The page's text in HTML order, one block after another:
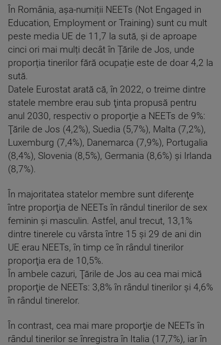
În România, așa-numiții NEETs (Not Engaged in
Education, Employment or Training) sunt cu mult
peste media UE de 11,7 la sută, și de aproape
cinci ori mai mulți decât în Țările de Jos, unde
proporția tinerilor fără ocupație este de doar 4,2 la
sută.
Datele Eurostat arată că, în 2022, o treime dintre
statele membre erau sub ţinta propusă pentru
anul 2030, respectiv o proporţie a NEETs de 9%:
Ţările de Jos (4,2%), Suedia (5,7%), Malta (7,2%),
Luxemburg (7,4%), Danemarca (7,9%), Portugalia
(8,4%), Slovenia (8,5%), Germania (8,6%) şi Irlanda
(8,7%).
În majoritatea statelor membre sunt diferenţe
între proporţia de NEETs în rândul tinerilor de sex
feminin și masculin. Astfel, anul trecut, 13,1%
dintre tinerele cu vârsta între 15 şi 29 de ani din
UE erau NEETs, în timp ce în rândul tinerilor
proporţia era de 10,5%.
În ambele cazuri, Ţările de Jos au cea mai mică
proporţie de NEETs: 3,8% în rândul tinerilor şi 4,6%
în rândul tinerelor.
În contrast, cea mai mare proporţie de NEETs în
rândul tinerilor se înregistra în Italia (17,7%), iar în